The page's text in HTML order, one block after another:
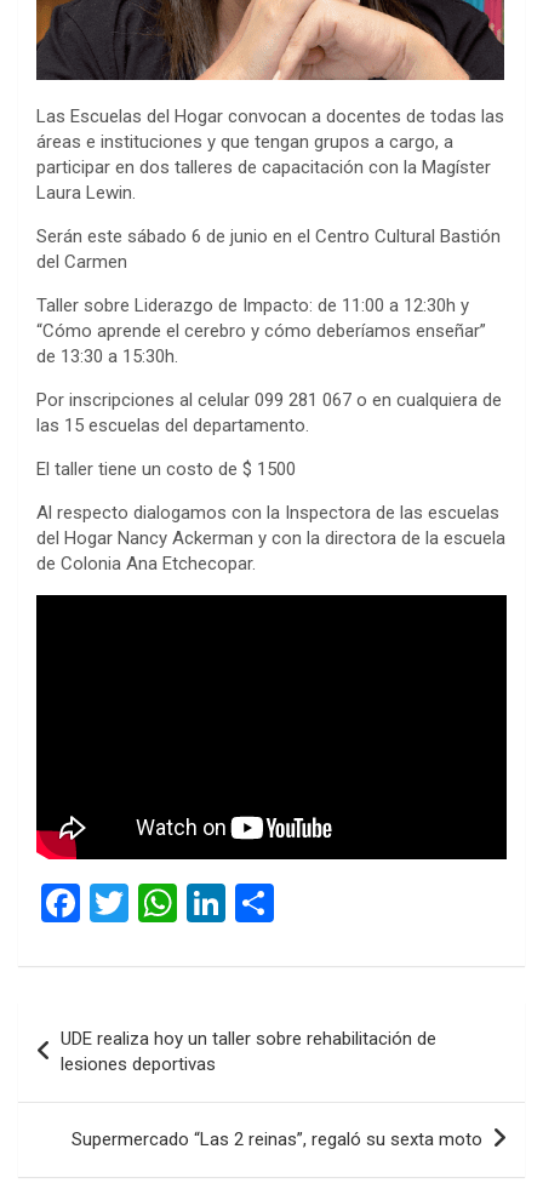
Las Escuelas del Hogar convocan a docentes de todas las
áreas e instituciones y que tengan grupos a cargo, a
participar en dos talleres de capacitación con la Magíster
Laura Lewin.
Serán este sábado 6 de junio en el Centro Cultural Bastión
del Carmen
Taller sobre Liderazgo de Impacto: de 11:00 a 12:30h y
“Cómo aprende el cerebro y cómo deberíamos enseñar”
de 13:30 a 15:30h.
Por inscripciones al celular 099 281 067 o en cualquiera de
las 15 escuelas del departamento.
El taller tiene un costo de $ 1500
Al respecto dialogamos con la Inspectora de las escuelas
del Hogar Nancy Ackerman y con la directora de la escuela
de Colonia Ana Etchecopar.
F
ce
b
o
o
k
T
tt
er
W
at
A
p
p
Li
ke
dI
n
m
p
ar
tir
de
entradas
UDE realiza hoy un taller sobre rehabilitación de
lesiones deportivas
Supermercado “Las 2 reinas”, regaló su sexta moto